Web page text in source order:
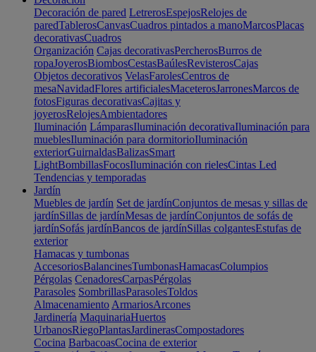
Decoración de pared LetrerosEspejosRelojes de
paredTablerosCanvasCuadros pintados a manoMarcosPlacas
decorativasCuadros
Organización Cajas decorativasPercherosBurros de
ropaJoyerosBiombosCestasBaúlesRevisterosCajas
Objetos decorativos VelasFarolesCentros de
mesaNavidadFlores artificialesMaceterosJarronesMarcos de
fotosFiguras decorativasCajitas y
joyerosRelojesAmbientadores
Iluminación LámparasIluminación decorativaIluminación para
mueblesIluminación para dormitorioIluminación
exteriorGuirnaldasBalizasSmart
LightBombillasFocosIluminación con rielesCintas Led
Tendencias y temporadas
Jardín
Muebles de jardín Set de jardínConjuntos de mesas y sillas de
jardínSillas de jardínMesas de jardínConjuntos de sofás de
jardínSofás jardínBancos de jardínSillas colgantesEstufas de
exterior
Hamacas y tumbonas
AccesoriosBalancinesTumbonasHamacasColumpios
Pérgolas CenadoresCarpasPérgolas
Parasoles SombrillasParasolesToldos
Almacenamiento ArmariosArcones
Jardinería MaquinariaHuertos
UrbanosRiegoPlantasJardinerasCompostadores
Cocina BarbacoasCocina de exterior